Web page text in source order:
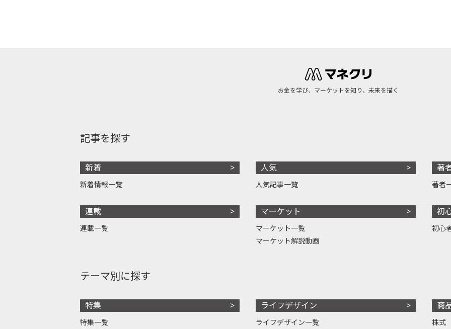
お金を学び、マーケットを知り、未来を描く
記事を探す
新着
新着情報一覧
連載
連載一覧
人気
人気記事一覧
マーケット
マーケット一覧
マーケット解説動画
著
著者
初
初心
テーマ別に探す
特集
特集一覧
ライフデザイン
ライフデザイン一覧
商
株式